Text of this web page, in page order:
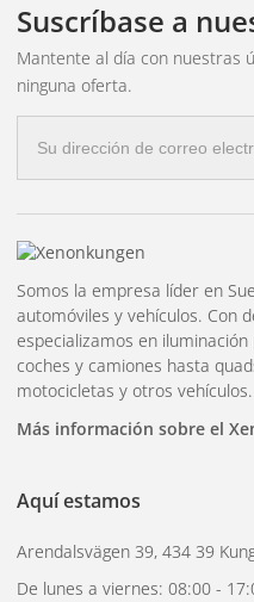
Suscríbase a
Mantente al día con nuestras
ninguna oferta.
electrónico
Somos la empresa líder en
automóviles y vehículos. Con
especializamos en
coches y camiones hasta
motocicletas y otros vehículos.
Más información sobre el
Aquí estamos
Arendalsvägen 39, 434 39
De lunes a viernes: 08:00 -